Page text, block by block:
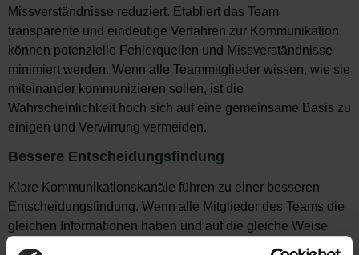
Missverständnisse reduziert. Etabliert das Team
transparente und eindeutige Verfahren zur Kommunikation,
können potenzielle Fehlerquellen und Missverständnisse
minimiert werden. Wenn alle Teammitglieder wissen, wie sie
miteinander kommunizieren sollen, ist die
Wahrscheinlichkeit hoch sich auf eine gemeinsame Basis zu
einigen und Verwirrung vermeiden.
Bessere Entscheidungsfindung
Klare Kommunikationskanäle führen zu einer besseren
Entscheidungsfindung. Wenn alle Mitglieder des Teams die
gleichen Informationen haben und auf die gleiche Weise
erhalten, wird es möglich Entscheidungen schneller zu